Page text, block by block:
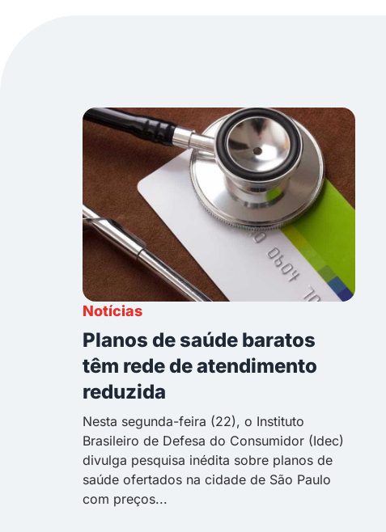
Notícias
Planos de saúde baratos
têm rede de atendimento
reduzida
Nesta segunda-feira (22), o Instituto
Brasileiro de Defesa do Consumidor (Idec)
divulga pesquisa inédita sobre planos de
saúde ofertados na cidade de São Paulo
com preços...